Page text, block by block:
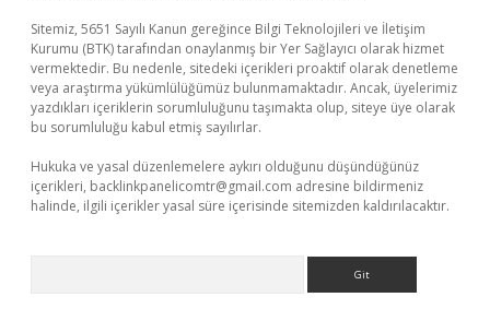
Sitemiz, 5651 Sayılı Kanun gereğince Bilgi Teknolojileri ve İletişim
Kurumu (BTK) tarafından onaylanmış bir Yer Sağlayıcı olarak hizmet
vermektedir. Bu nedenle, sitedeki içerikleri proaktif olarak denetleme
veya araştırma yükümlülüğümüz bulunmamaktadır. Ancak, üyelerimiz
yazdıkları içeriklerin sorumluluğunu taşımakta olup, siteye üye olarak
bu sorumluluğu kabul etmiş sayılırlar.
Hukuka ve yasal düzenlemelere aykırı olduğunu düşündüğünüz
içerikleri, backlinkpanelicomtr@gmail.com adresine bildirmeniz
halinde, ilgili içerikler yasal süre içerisinde sitemizden kaldırılacaktır.